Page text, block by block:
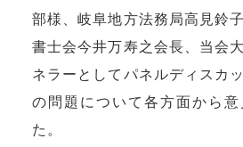
部様、岐阜地方法務局高見鈴
書士会今井万寿之会長、当会
ネラーとしてパネルディスカ
の問題について各方面から意
た。